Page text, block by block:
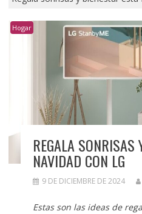
Hogar
REGALA SONRISAS
NAVIDAD CON LG
9 DE DICIEMBRE DE 2024
Estas son las ideas de